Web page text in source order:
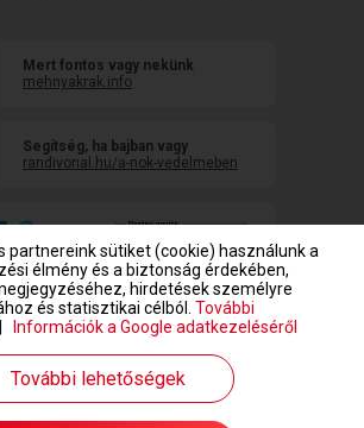
Mert fontos vagy nekünk
mehnyakrak.info
Segítség, ha bajban vagy
randivonal.hu/a-nok-vedelmeben
Copyright 1999-2026 Dating Central Europe Zrt.
partnereink sütiket (cookie) használunk a
élmény és a biztonság érdekében,
hirdetések személyre
és statisztikai célból. További
Információk a Google adatkezeléséről
További lehetőségek